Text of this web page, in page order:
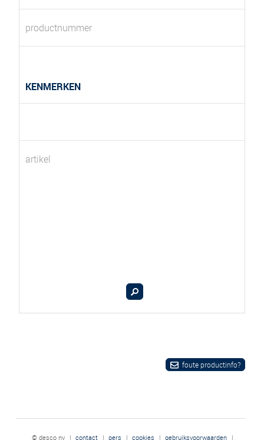
productnummer
KENMERKEN
artikel
foute productinfo?
© desco nv | contact | pers | cookies | gebruiksvoorwaarden |